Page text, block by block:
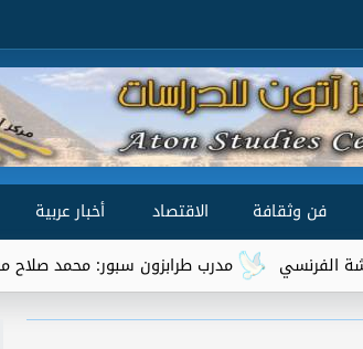
فن وثقافة الاقتصاد أخبار عربية
مدرب طرابزون سبور: محمد صلاح من أفضل 3 لاعبين في العالم